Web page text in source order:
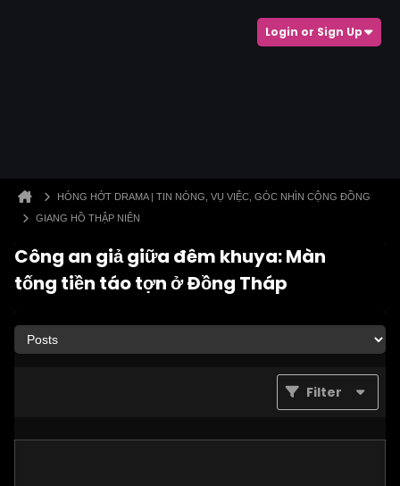
Login or Sign Up
HÓNG HỚT DRAMA | TIN NÓNG, VỤ VIỆC, GÓC NHÌN CỘNG ĐỒNG
GIANG HỒ THẬP NIÊN
Công an giả giữa đêm khuya: Màn
tống tiền táo tợn ở Đồng Tháp
Filter